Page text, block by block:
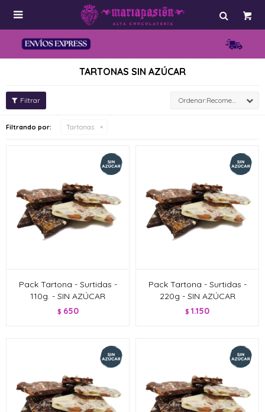

TARTONAS SIN AZÚCAR
Recomendados
Filtrando por: Tartonas
Pack Tartona - Surtidas -
110g. - SIN AZÚCAR
$ 650
Pack Tartona - Surtidas -
220g - SIN AZÚCAR
$ 1.150